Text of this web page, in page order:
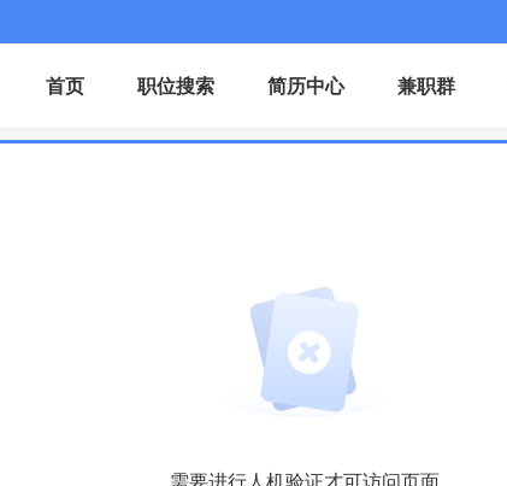
首页 职位搜索 简历中心 兼职群
需要进行人机验证才可访问页面